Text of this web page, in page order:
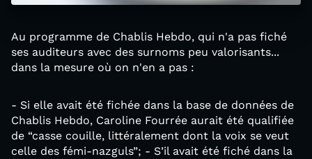
Au programme de Chablis Hebdo, qui n'a pas fiché
ses auditeurs avec des surnoms peu valorisants...
dans la mesure où on n'en a pas :
- Si elle avait été fichée dans la base de données de
Chablis Hebdo, Caroline Fourrée aurait été qualifiée
de “casse couille, littéralement dont la voix se veut
celle des fémi-nazguls”; - S’il avait été fiché dans la